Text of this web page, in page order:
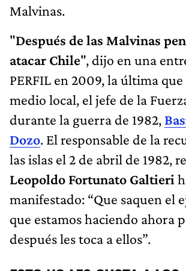
Malvinas.
"Después de las Malvinas
atacar Chile", dijo en una
PERFIL en 2009, la última
medio local, el jefe de la
durante la guerra de 1982,
Dozo. El responsable de la
las islas el 2 de abril de 1982,
Leopoldo Fortunato Galtieri
manifestado: “Que saquen el
que estamos haciendo ahora
después les toca a ellos”.